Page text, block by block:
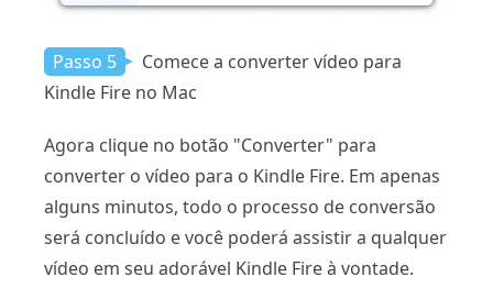
Passo 5
Comece a converter vídeo para
Kindle Fire no Mac
Agora clique no botão "Converter" para
converter o vídeo para o Kindle Fire. Em apenas
alguns minutos, todo o processo de conversão
será concluído e você poderá assistir a qualquer
vídeo em seu adorável Kindle Fire à vontade.